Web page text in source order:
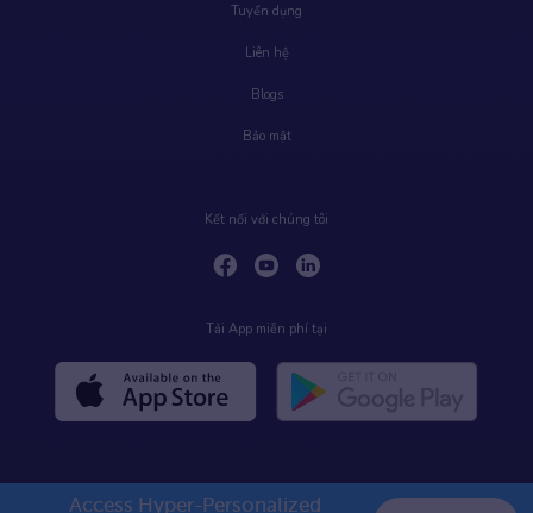
Tuyển dụng
Liên hệ
Blogs
Bảo mật
Kết nối với chúng tôi
Tải App miễn phí tại
Access Hyper-Personalized